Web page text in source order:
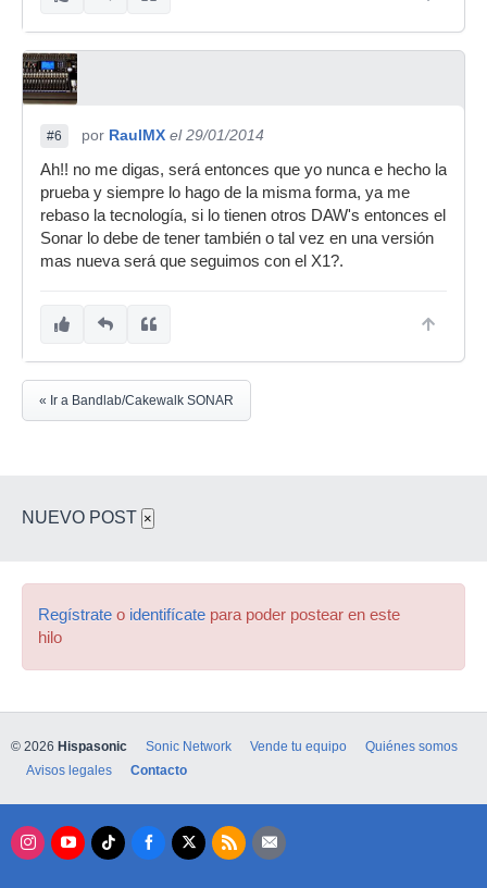
#6 por RaulMX el 29/01/2014
Ah!! no me digas, será entonces que yo nunca e hecho la
prueba y siempre lo hago de la misma forma, ya me
rebaso la tecnología, si lo tienen otros DAW's entonces el
Sonar lo debe de tener también o tal vez en una versión
mas nueva será que seguimos con el X1?.
« Ir a Bandlab/Cakewalk SONAR
NUEVO POST ×
Regístrate o identifícate para poder postear en este
hilo
© 2026 Hispasonic Sonic Network Vende tu equipo
Quiénes somos
Avisos legales
Contacto